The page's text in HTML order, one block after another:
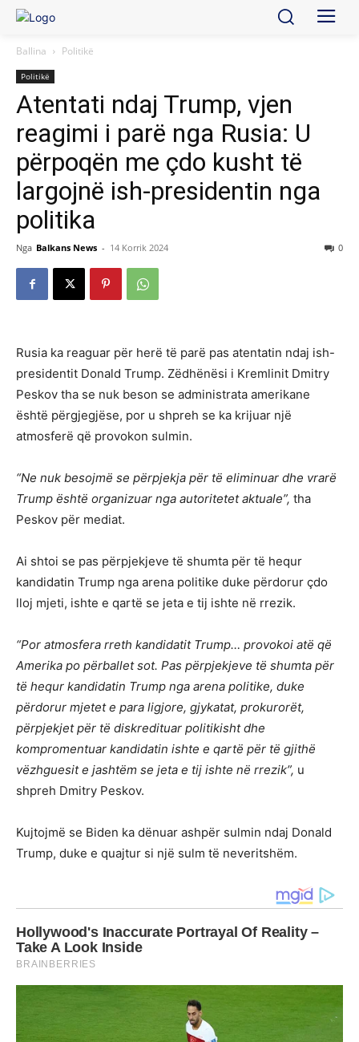
Ballina Politikë
Politikë
Atentati ndaj Trump, vjen
reagimi i parë nga Rusia: U
përpoqën me çdo kusht të
largojnë ish-presidentin nga
politika
Nga Balkans News - 14 Korrik 2024 0
Rusia ka reaguar për herë të parë pas atentatin ndaj ish-
presidentit Donald Trump. Zëdhënësi i Kremlinit Dmitry
Peskov tha se nuk beson se administrata amerikane
është përgjegjëse, por u shpreh se ka krijuar një
atmosferë që provokon sulmin.
“Ne nuk besojmë se përpjekja për të eliminuar dhe vrarë
Trump është organizuar nga autoritetet aktuale”, tha
Peskov për mediat.
Ai shtoi se pas përpjekjeve të shumta për të hequr
kandidatin Trump nga arena politike duke përdorur çdo
lloj mjeti, ishte e qartë se jeta e tij ishte në rrezik.
“Por atmosfera rreth kandidatit Trump… provokoi atë që
Amerika po përballet sot. Pas përpjekjeve të shumta për
të hequr kandidatin Trump nga arena politike, duke
përdorur mjetet e para ligjore, gjykatat, prokurorët,
përpjekjet për të diskredituar politikisht dhe
kompromentuar kandidatin ishte e qartë për të gjithë
vëzhguesit e jashtëm se jeta e tij ishte në rrezik”, u
shpreh Dmitry Peskov.
Kujtojmë se Biden ka dënuar ashpër sulmin ndaj Donald
Trump, duke e quajtur si një sulm të neveritshëm.